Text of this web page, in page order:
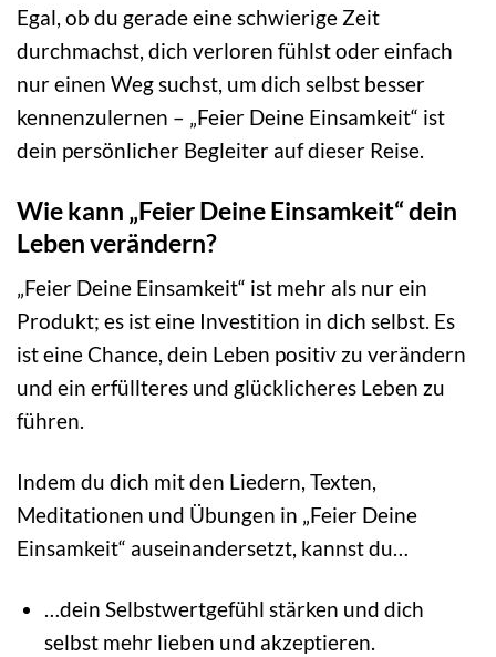
Egal, ob du gerade eine schwierige Zeit
durchmachst, dich verloren fühlst oder einfach
nur einen Weg suchst, um dich selbst besser
kennenzulernen – „Feier Deine Einsamkeit“ ist
dein persönlicher Begleiter auf dieser Reise.
Wie kann „Feier Deine Einsamkeit“ dein
Leben verändern?
„Feier Deine Einsamkeit“ ist mehr als nur ein
Produkt; es ist eine Investition in dich selbst. Es
ist eine Chance, dein Leben positiv zu verändern
und ein erfüllteres und glücklicheres Leben zu
führen.
Indem du dich mit den Liedern, Texten,
Meditationen und Übungen in „Feier Deine
Einsamkeit“ auseinandersetzt, kannst du…
…dein Selbstwertgefühl stärken und dich
selbst mehr lieben und akzeptieren.